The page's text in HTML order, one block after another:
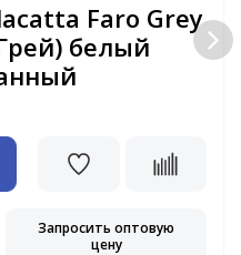
Faro Grey
белый
Запросить оптовую
цену